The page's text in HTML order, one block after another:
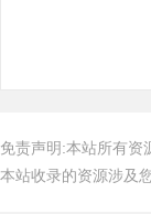
免责声明:本站所有资
本站收录的资源涉及